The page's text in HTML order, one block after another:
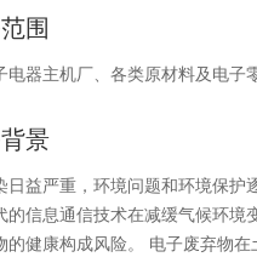
围
电器主机厂、各类原材料及电子
景
日益严重，环境问题和环境保护
的信息通信技术在减缓气候环
的健康构成风险。 电子废弃物